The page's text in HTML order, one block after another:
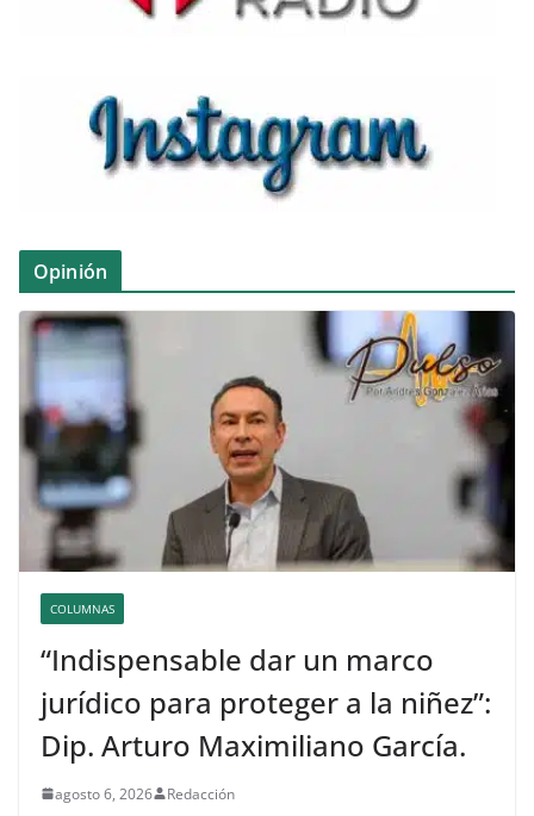
Opinión
COLUMNAS
“Indispensable dar un marco
jurídico para proteger a la niñez”:
Dip. Arturo Maximiliano García.
agosto 6, 2026 Redacción